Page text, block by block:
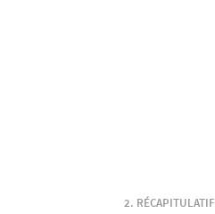
RÉCAPITULATIF